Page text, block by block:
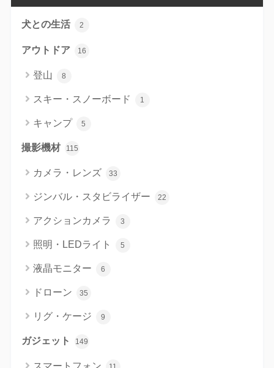
犬との生活 2
アウトドア 16
登山 8
スキー・スノーボード 1
キャンプ 5
撮影機材 115
カメラ・レンズ 33
ジンバル・スタビライザー 22
アクションカメラ 3
照明・LEDライト 5
液晶モニター 6
ドローン 35
リグ・ケージ 9
ガジェット 149